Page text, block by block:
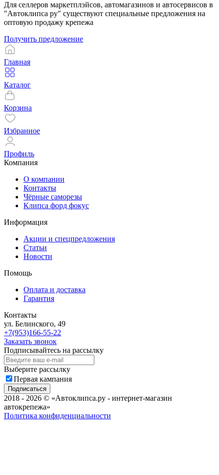
Для селлеров маркетплэйсов, автомагазинов и автосервисов в
"Автоклипса ру" существуют специальные предложения на
оптовую продажу крепежа
Получить предложение
Главная
Каталог
Корзина
Избранное
Профиль
Компания
О компании
Контакты
Чёрные саморезы
Клипса форд фокус
Информация
Акции и спецпредложения
Статьи
Новости
Помощь
Оплата и доставка
Гарантия
Контакты
ул. Белинского, 49
+7(953)166-55-22
Заказать звонок
Подписывайтесь на рассылку
Выберите рассылку
Первая кампания
Подписаться
2018 - 2026 © «Автоклипса.ру - интернет-магазин
автокрепежа»
Политика конфиденциальности